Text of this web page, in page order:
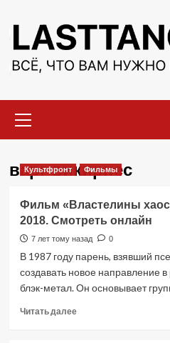
содержимому
меню
варг викирнес
Культфронт Фильмы
Фильм «Властелины
2018. Смотреть онлайн
7 лет тому назад 0
В 1987 году парень, взявший
создавать новое направление
блэк-метал. Он основывает
Читать далееПрочитать